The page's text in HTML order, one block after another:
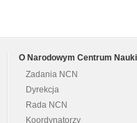
O Narodowym Centrum Nauki
Zadania NCN
Dyrekcja
Rada NCN
Koordynatorzy